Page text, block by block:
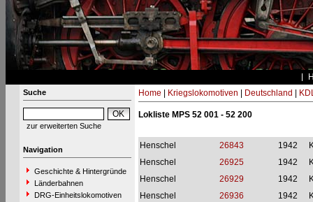
Suche
zur erweiterten Suche
Navigation
Geschichte & Hintergründe
Länderbahnen
DRG-Einheitslokomotiven
Home Kriegslokomotiven Deutschland
Lokliste MPS 52 001 - 52 200
Henschel 26843 1942
Henschel
26925 1942
Henschel
26929 1942
Henschel
26936 1942